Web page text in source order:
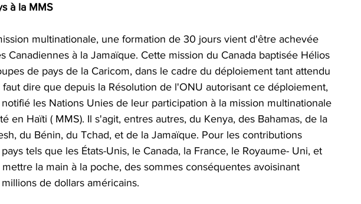
à la MMS
multinationale, une formation de 30 jours vient d'être achevée
Canadiennes à la Jamaïque. Cette mission du Canada baptisée Hélios
de pays de la Caricom, dans le cadre du déploiement tant attendu
dire que depuis la Résolution de l'ONU autorisant ce déploiement,
les Nations Unies de leur participation à la mission multinationale
en Haïti ( MMS). Il s'agit, entres autres, du Kenya, des Bahamas, de la
du Bénin, du Tchad, et de la Jamaïque. Pour les contributions
tels que les États-Unis, le Canada, la France, le Royaume- Uni, et
la main à la poche, des sommes conséquentes avoisinant
de dollars américains.